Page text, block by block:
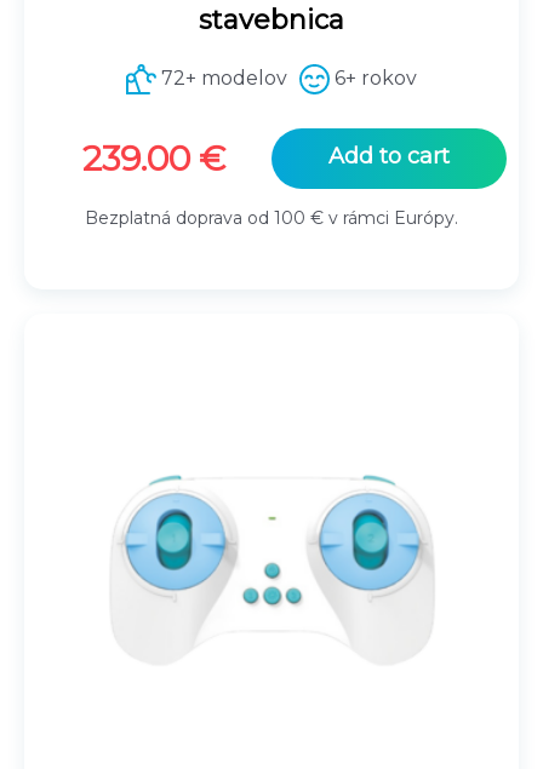
stavebnica
72+ modelov 6+ rokov
239.00 € Add to cart
Bezplatná doprava od 100 € v rámci Európy.